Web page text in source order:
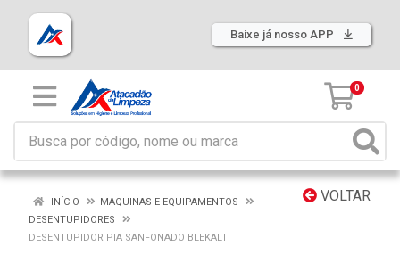
Baixe já nosso APP
0
VOLTAR
INÍCIO
MAQUINAS E EQUIPAMENTOS
DESENTUPIDORES
DESENTUPIDOR PIA SANFONADO BLEKALT